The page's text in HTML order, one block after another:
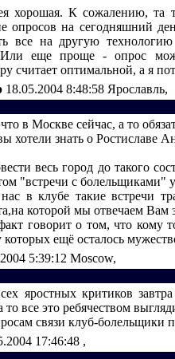
К сожалению, та
опросов на сегодняшний
все на другую
Или еще проще - опрос
считает оптимальной, а я
18.05.2004 8:48:58 Ярославль,
в Москве сейчас, а то
хотели знать о Ростиславе
весь город до такого
"встречи с болельщиками"
в клубе такие встречи
которой мы отвечаем Вам
говорит о том, что кому
которых ещё осталось
5:39:12 Moscow,
яростных критиков
то все это ребячеством
связи клуб-болельщики
17:46:48 ,